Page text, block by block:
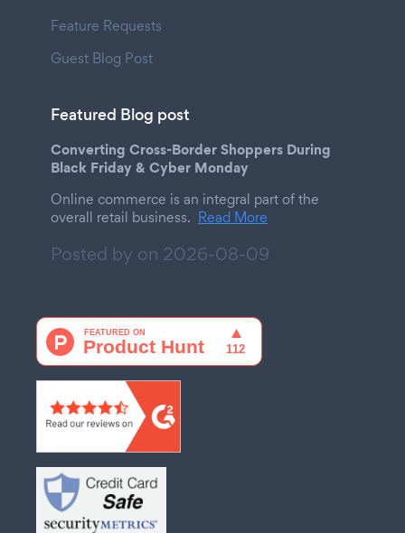
Feature Requests
Guest Blog Post
Featured Blog post
Converting Cross-Border Shoppers During
Black Friday & Cyber Monday
Online commerce is an integral part of the
overall retail business. Read More
Posted by on 2026-08-09